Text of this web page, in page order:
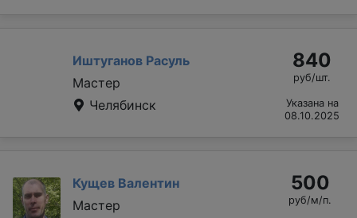
Иштуганов Расуль
Мастер
Челябинск
840
руб/шт.
Указана на
08.10.2025
Кущев Валентин
Мастер
500
руб/м/п.